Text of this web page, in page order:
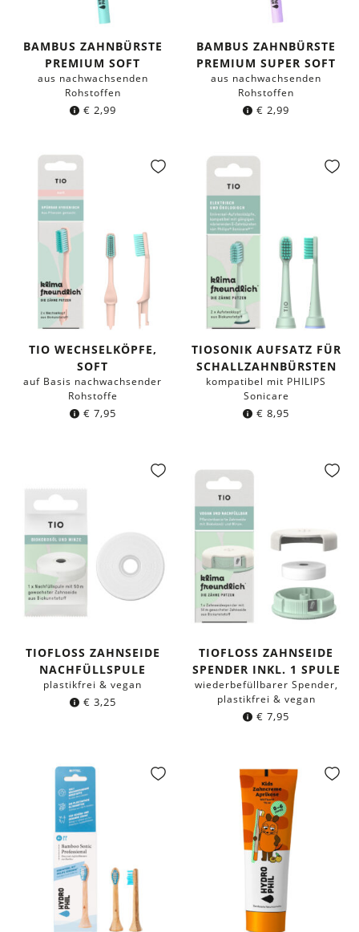
BAMBUS ZAHNBÜRSTE
PREMIUM SOFT
aus nachwachsenden
Rohstoffen
€ 2,99
BAMBUS ZAHNBÜRSTE
PREMIUM SUPER SOFT
aus nachwachsenden
Rohstoffen
€ 2,99
TIO WECHSELKÖPFE,
SOFT
auf Basis nachwachsender
Rohstoffe
€ 7,95
TIOSONIK AUFSATZ FÜR
SCHALLZAHNBÜRSTEN
kompatibel mit PHILIPS
Sonicare
€ 8,95
TIOFLOSS ZAHNSEIDE
NACHFÜLLSPULE
plastikfrei & vegan
€ 3,25
TIOFLOSS ZAHNSEIDE
SPENDER INKL. 1 SPULE
wiederbefüllbarer Spender,
plastikfrei & vegan
€ 7,95